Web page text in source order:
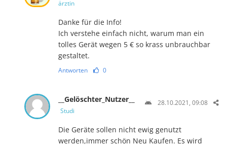
ärztin
Danke für die Info!
Ich verstehe einfach nicht, warum man ein
tolles Gerät wegen 5 € so krass unbrauchbar
gestaltet.
Antworten 0
__Gelöschter_Nutzer__
Studi
28.10.2021, 09:08
Die Geräte sollen nicht ewig genutzt
werden,immer schön Neu Kaufen. Es wird